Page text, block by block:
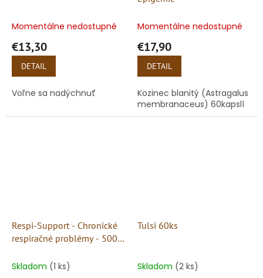
Momentálne nedostupné
€13,30
DETAIL
Voľne sa nadýchnuť
Momentálne nedostupné
€17,90
DETAIL
Kozinec blanitý (Astragalus
membranaceus) 60kapslí
Respi-Support - Chronické
respiračné problémy - 500
Skladom (1 ks)
Tulsi 60ks
Skladom (2 ks)